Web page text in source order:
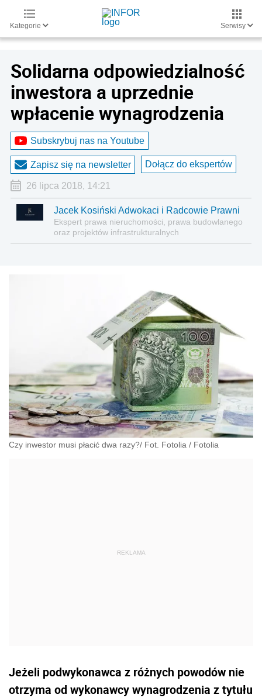
Kategorie Serwisy
Solidarna odpowiedzialność
inwestora a uprzednie
wpłacenie wynagrodzenia
Subskrybuj nas na Youtube
Zapisz się na newsletter Dołącz do ekspertów
26 lipca 2018, 14:21
Jacek Kosiński Adwokaci i Radcowie Prawni
Ekspert prawa nieruchomości, prawa budowlanego
oraz projektów infrastrukturalnych
Czy inwestor musi płacić dwa razy?/ Fot. Fotolia / Fotolia
Jeżeli podwykonawca z różnych powodów nie
otrzyma od wykonawcy wynagrodzenia z tytułu